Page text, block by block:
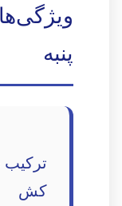
پنبه
ترکیب
کش